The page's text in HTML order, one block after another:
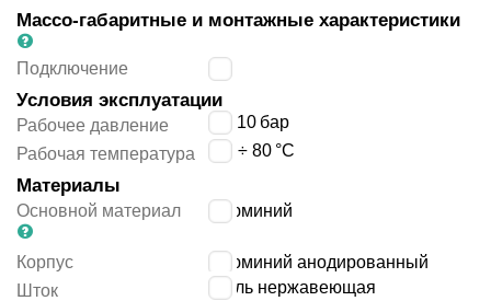
Массо-габаритные и монтажные характеристики
Подключение
Условия эксплуатации
Рабочее давление 1 ÷ 10 бар
Рабочая температура
-20 ÷ 80 °C
Материалы
Основной материал алюминий
Корпус
алюминий анодированный
Шток
сталь нержавеющая